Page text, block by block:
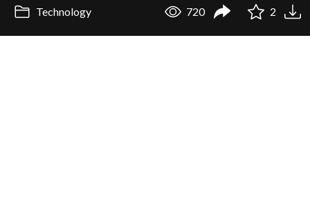
Technology 720 2